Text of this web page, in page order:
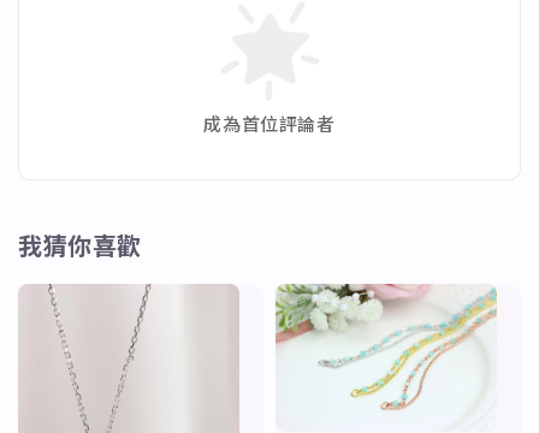
成為首位評論者
我猜你喜歡